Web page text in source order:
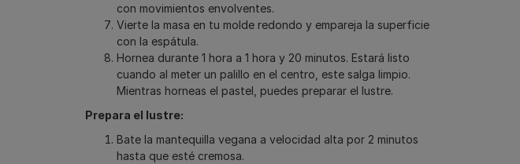
con movimientos envolventes.
Vierte la masa en tu molde redondo y empareja la superficie
con la espátula.
Hornea durante 1 hora a 1 hora y 20 minutos. Estará listo
cuando al meter un palillo en el centro, este salga limpio.
Mientras horneas el pastel, puedes preparar el lustre.
Prepara el lustre:
Bate la mantequilla vegana a velocidad alta por 2 minutos
hasta que esté cremosa.